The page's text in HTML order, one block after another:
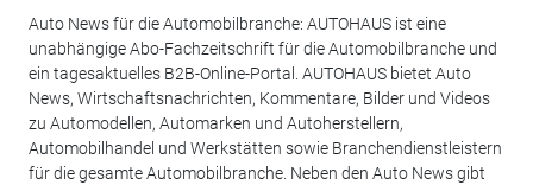
Auto News für die Automobilbranche: AUTOHAUS ist eine
unabhängige Abo-Fachzeitschrift für die Automobilbranche und
ein tagesaktuelles B2B-Online-Portal. AUTOHAUS bietet Auto
News, Wirtschaftsnachrichten, Kommentare, Bilder und Videos
zu Automodellen, Automarken und Autoherstellern,
Automobilhandel und Werkstätten sowie Branchendienstleistern
für die gesamte Automobilbranche. Neben den Auto News gibt